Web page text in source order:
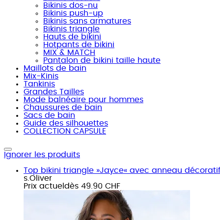
Bikinis dos-nu
Bikinis push-up
Bikinis sans armatures
Bikinis triangle
Hauts de bikini
Hotpants de bikini
MIX & MATCH
Pantalon de bikini taille haute
Maillots de bain
Mix-Kinis
Tankinis
Grandes Tailles
Mode balnéaire pour hommes
Chaussures de bain
Sacs de bain
Guide des silhouettes
COLLECTION CAPSULE
Ignorer les produits
Top bikini triangle »Jayce« avec anneau
s.Oliver
Prix actuel dès 49.90 CHF